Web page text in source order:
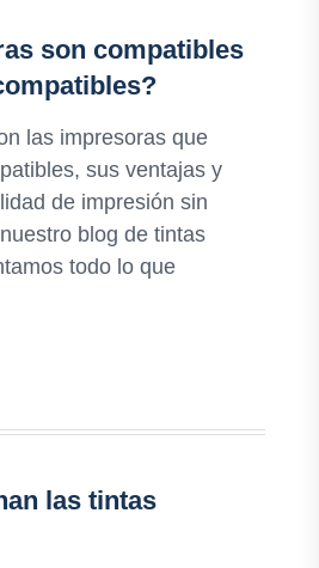
son compatibles
las impresoras que
sus ventajas y
de impresión sin
blog de tintas
todo lo que
las tintas